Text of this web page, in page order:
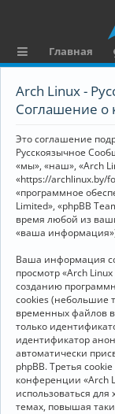
ы
к
и
Главная
Arch Linux -
Соглашение о
Это соглашение
Русскоязычное
«мы», «наш», «Arch
«https://archlinux.by/
«программное
Limited», «phpBB
время любой из
«ваша
Ваша информация
просмотр «Arch
созданию
cookies (небольшие
временных файлов
только
идентификатор
автоматически
phpBB. Третья
конференции «Arch
использоваться
темах, повышая